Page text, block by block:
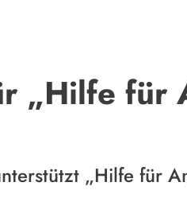
„Hilfe für
„Hilfe für